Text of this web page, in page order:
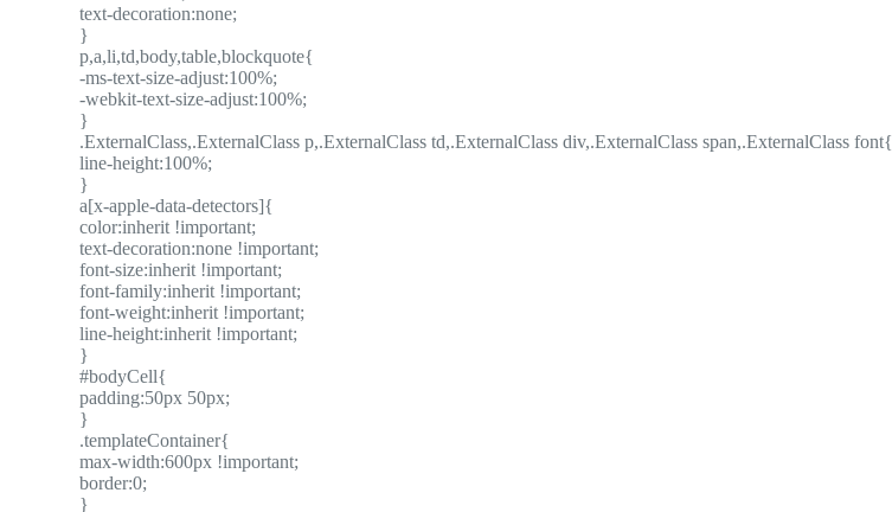
text-decoration:none;
}
p,a,li,td,body,table,blockquote{
-ms-text-size-adjust:100%;
-webkit-text-size-adjust:100%;
}
.ExternalClass,.ExternalClass p,.ExternalClass td,.ExternalClass div,.ExternalClass span,.ExternalClass font{
line-height:100%;
}
a[x-apple-data-detectors]{
color:inherit !important;
text-decoration:none !important;
font-size:inherit !important;
font-family:inherit !important;
font-weight:inherit !important;
line-height:inherit !important;
}
#bodyCell{
padding:50px 50px;
}
.templateContainer{
max-width:600px !important;
border:0;
}